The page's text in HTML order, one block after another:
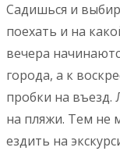
Садишься и
поехать и на
вечера
города, а к
пробки на
на пляжи. Тем не
ездить на